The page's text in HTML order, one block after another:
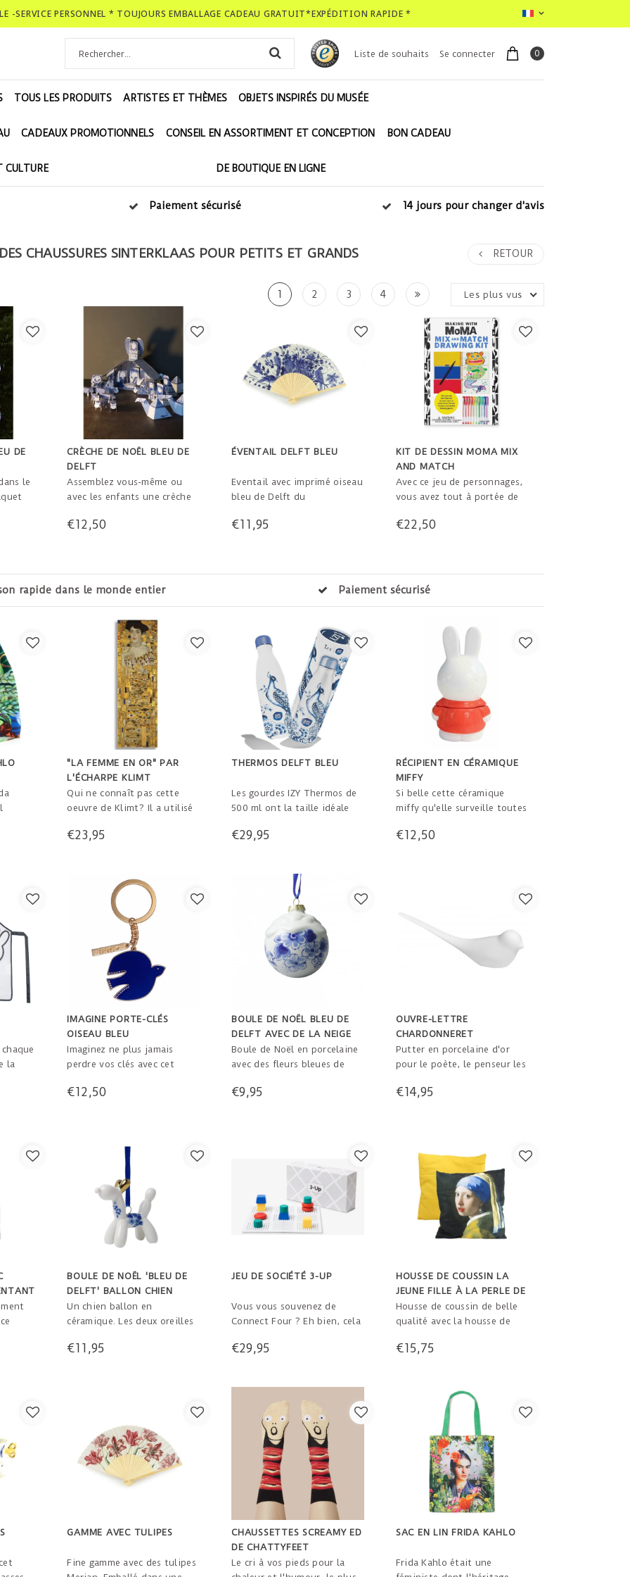
-SERVICE PERSONNEL * TOUJOURS EMBALLAGE CADEAU GRATUIT*EXPÉDITION RAPIDE *
Liste de souhaits Se connecter 0
TOUS LES PRODUITS ARTISTES ET THÈMES OBJETS INSPIRÉS DU MUSÉE
CADEAUX PROMOTIONNELS CONSEIL EN ASSORTIMENT ET CONCEPTION
DE BOUTIQUE EN LIGNE
BON CADEAU
CULTURE
Paiement sécurisé 14 jours pour changer d'avis
DES CHAUSSURES SINTERKLAAS POUR PETITS ET GRANDS RETOUR
1 2 3 4 Les plus vus
DE
le
avec
CRÈCHE DE NOËL BLEU DE
DELFT
Assemblez vous-même ou
avec les enfants une crèche
Bleu de Delft avec or
11 x 9 cm. Pas besoin de
€12,50
ÉVENTAIL DELFT BLEU
Eventail avec imprimé oiseau
bleu de Delft du
une boîte avec le texte et
€11,95
KIT DE DESSIN MOMA MIX
AND MATCH
Avec ce jeu de personnages,
vous avez tout à portée de
animaux, visages, poupées,
lorsque vous tournez l'une
€22,50
jours pour changer d'avis Livraison rapide dans le monde entier
en
45 cm
100
"LA FEMME EN OR" PAR
L'ÉCHARPE KLIMT
Qui ne connaît pas cette
oeuvre de Klimt? Il a utilisé
de son père qui était orfèvre
€23,95
THERMOS DELFT BLEU
Les gourdes IZY Thermos de
500 ml ont la taille idéale
boisson froide ou chaude à
Et nous donnons 500 l d'eau
potable propre avec la vente
de chaque bouteille thermos
€29,95
RÉCIPIENT EN CÉRAMIQUE
MIFFY
Si belle cette céramique
miffy qu'elle surveille toutes
bagues aux premières dents!
€12,50
la
avec
IMAGINE PORTE-CLÉS
OISEAU BLEU
Imaginez ne plus jamais
perdre vos clés avec cet
€12,50
BOULE DE NOËL BLEU DE
DELFT AVEC DE LA NEIGE
Boule de Noël en porcelaine
avec des fleurs bleues de
cm
€9,95
OUVRE-LETTRE
CHARDONNERET
Putter en porcelaine d'or
pour le poète, le penseur les
Ici, vous pouvez ouvrir avec
€14,95
BOULE DE NOËL 'BLEU DE
DELFT' BALLON CHIEN
Un chien ballon en
céramique. Les deux oreilles
recouvertes de peinture
€11,95
JEU DE SOCIÉTÉ 3-UP
Vous vous souvenez de
Connect Four ? Eh bien, cela
inventé ça, Howard Wexler,
amusant. Pour deux à quatre
joueurs.
€29,95
HOUSSE DE COUSSIN LA
JEUNE FILLE À LA PERLE DE
VERMEER
Housse de coussin de belle
qualité avec la housse de
Earring de Vermeer. L'original
le canapé ! Couleurs de
haute qualité des deux
côtés. Avec fermeture éclair.
45x45cm. R
€15,75
GAMME AVEC TULIPES
Fine gamme avec des tulipes
CHAUSSETTES SCREAMY ED
DE CHATTYFEET
Le cri à vos pieds pour la
SAC EN LIN FRIDA KAHLO
Frida Kahlo était une